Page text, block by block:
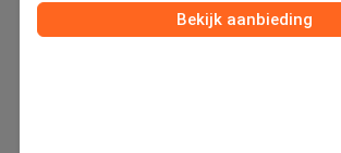
Bekijk aanbieding